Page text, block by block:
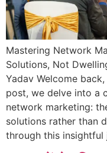
Mastering Network
Solutions, Not
Yadav Welcome
post, we delve into a
network marketing:
solutions rather than
through this